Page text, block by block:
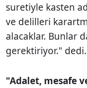
suretiyle kasten
ve delilleri
alacaklar. Bunlar
gerektiriyor." dedi.
"Adalet, mesafe